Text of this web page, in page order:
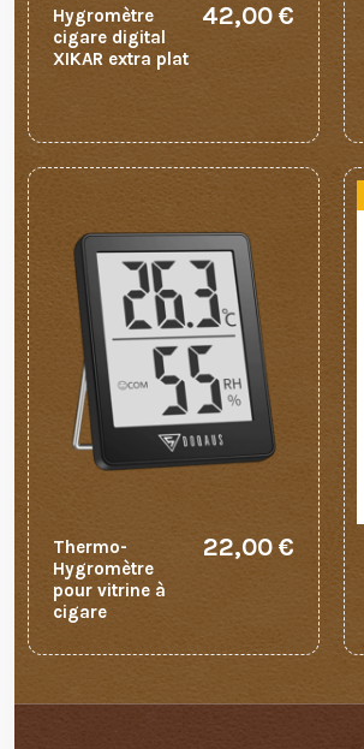
Hygromètre
cigare digital
XIKAR extra plat
42,00 €
Thermo-
Hygromètre
pour vitrine à
cigare
22,00 €